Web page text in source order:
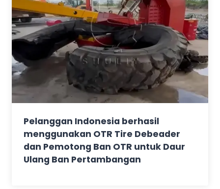
Pelanggan Indonesia berhasil
menggunakan OTR Tire Debeader
dan Pemotong Ban OTR untuk Daur
Ulang Ban Pertambangan